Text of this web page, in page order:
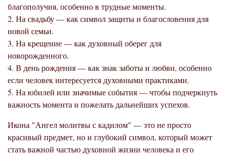
благополучия, особенно в трудные моменты.
2. На свадьбу — как символ защиты и благословения для
новой семьи.
3. На крещение — как духовный оберег для
новорожденного.
4. В день рождения — как знак заботы и любви, особенно
если человек интересуется духовными практиками.
5. На юбилей или значимые события — чтобы подчеркнуть
важность момента и пожелать дальнейших успехов.
Икона "Ангел молитвы с кадилом" — это не просто
красивый предмет, но и глубокий символ, который может
стать важной частью духовной жизни человека и его